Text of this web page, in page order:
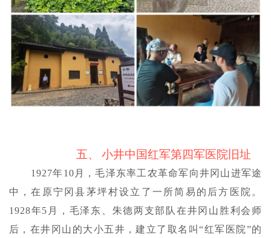
五、 小井中国红军第四军医院旧址
1927年10月，毛泽东率工农革命军向井冈山进军途
中，在原宁冈县茅坪村设立了一所简易的后方医院。
1928年5月，毛泽东、朱德两支部队在井冈山胜利会师
后，在井冈山的大小五井，建立了取名叫“红军医院”的